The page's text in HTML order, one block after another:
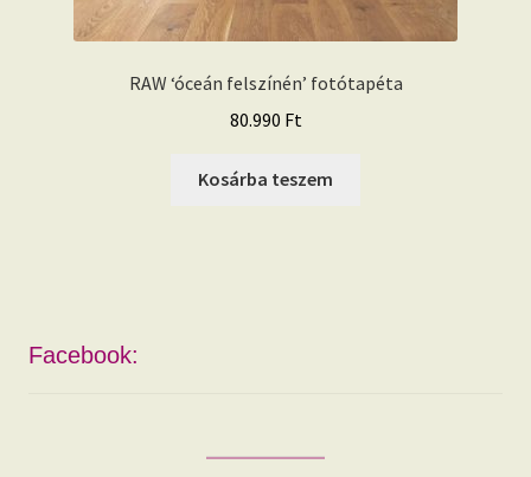
RAW ‘óceán felszínén’ fotótapéta
80.990 Ft
Kosárba teszem
Facebook: